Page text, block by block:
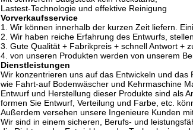
Lastest-Technologie und effektive Reinigung
Vorverkaufsservice
1. Wir können innerhalb der kurzen Zeit liefern.
2. Wir haben reiche Erfahrung des Entwurfs,
3. Gute Qualität + Fabrikpreis + schnell Antwort +
4. von unseren Produkten werden von unserem
Dienstleistungen
Wir konzentrieren uns auf das Entwickeln und
wie Fahrt-auf Bodenwäscher und Kehrmaschine
Entwurf und Herstellung dieser Produkte sind als
formen Sie Entwurf, Verteilung und Farbe, etc.
Außerdem versehen unsere Ingenieure Kunden
Wir sind in einem sicheren, Berufs- und